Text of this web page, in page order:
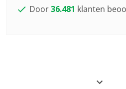
Door36.481 klanten